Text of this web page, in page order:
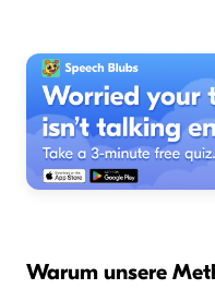
Warum unsere